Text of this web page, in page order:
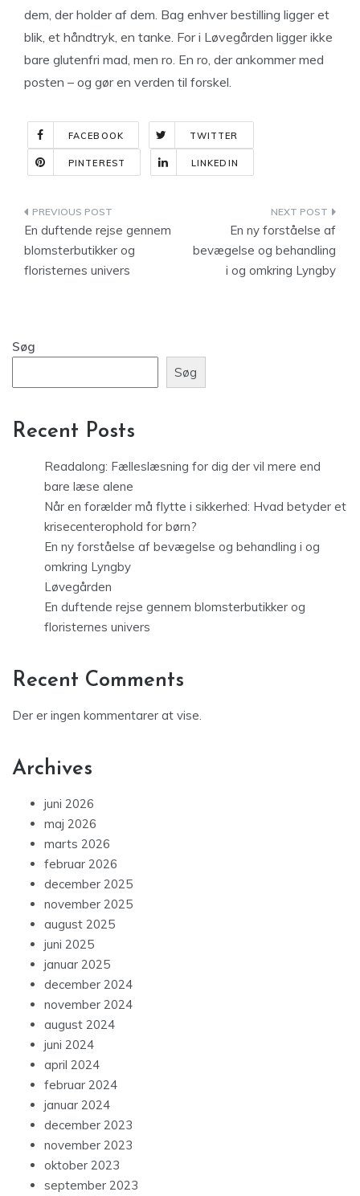
dem, der holder af dem. Bag enhver bestilling ligger et
blik, et håndtryk, en tanke. For i Løvegården ligger ikke
bare glutenfri mad, men ro. En ro, der ankommer med
posten – og gør en verden til forskel.
FACEBOOK TWITTER
PINTEREST LINKEDIN
Indlægsnavigation
En duftende rejse gennem
blomsterbutikker og
floristernes univers
En ny forståelse af
bevægelse og behandling
i og omkring Lyngby
Søg
Søg
Recent Posts
Readalong: Fælleslæsning for dig der vil mere end
bare læse alene
Når en forælder må flytte i sikkerhed: Hvad betyder et
krisecenterophold for børn?
En ny forståelse af bevægelse og behandling i og
omkring Lyngby
Løvegården
En duftende rejse gennem blomsterbutikker og
floristernes univers
Recent Comments
Der er ingen kommentarer at vise.
Archives
juni 2026
maj 2026
marts 2026
februar 2026
december 2025
november 2025
august 2025
juni 2025
januar 2025
december 2024
november 2024
august 2024
juni 2024
april 2024
februar 2024
januar 2024
december 2023
november 2023
oktober 2023
september 2023